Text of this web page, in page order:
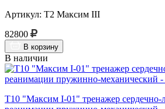
Артикул: Т2 Максим III
82800
В корзину
В наличии
Т10 "Максим I-01" тренажер сердечно-